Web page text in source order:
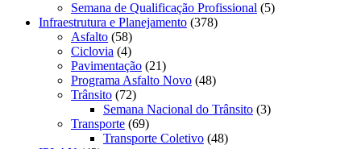
Semana de Qualificação Profissional (5)
Infraestrutura e Planejamento (378)
Asfalto (58)
Ciclovia (4)
Pavimentação (21)
Programa Asfalto Novo (48)
Trânsito (72)
Semana Nacional do Trânsito (3)
Transporte (69)
Transporte Coletivo (48)